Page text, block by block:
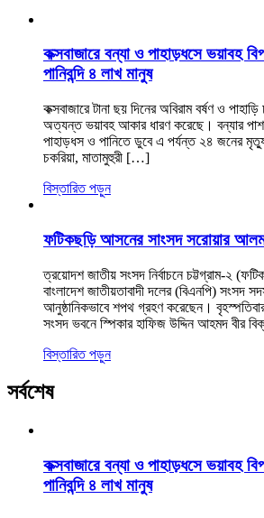
কক্সবাজারে বন্যা ও পাহাড়ধসে ভয়াবহ
পানিবন্দি ৪ লাখ মানুষ
কক্সবাজারে টানা ছয় দিনের অবিরাম বর্ষণ ও
অত্যন্ত ভয়াবহ আকার ধারণ করেছে। বন্যার
পাহাড়ধস ও পানিতে ডুবে এ পর্যন্ত ২৪ জনের
চকরিয়া, মাতামুহুরী […]
বিস্তারিত পড়ুন
ফটিকছড়ি আসনের সাংসদ সরোয়ার
ত্রয়োদশ জাতীয় সংসদ নির্বাচনে চট্টগ্রাম-২
বাংলাদেশ জাতীয়তাবাদী দলের (বিএনপি) সংসদ
আনুষ্ঠানিকভাবে শপথ গ্রহণ করেছেন।
সংসদ ভবনে স্পিকার হাফিজ উদ্দিন আহমদ বীর
বিস্তারিত পড়ুন
সর্বশেষ
কক্সবাজারে বন্যা ও পাহাড়ধসে ভয়াবহ
পানিবন্দি ৪ লাখ মানুষ